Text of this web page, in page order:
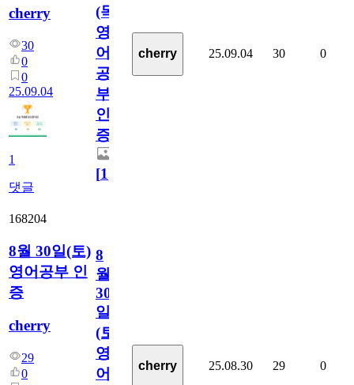
cherry
30
0
0
25.09.04
1
댓글
(목)
영
어
공
부
인
증
[1]
cherry 25.09.04 30 0
168204
8월 30일(토)
영어공부 인
증
cherry
29
0
8
월
30
일
(토)
영
어
cherry 25.08.30 29 0